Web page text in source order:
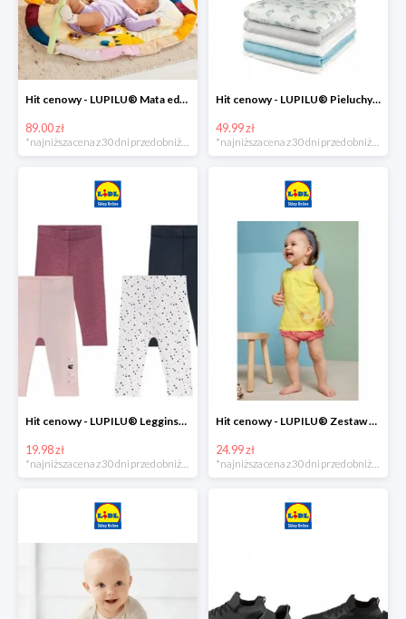
Hit cenowy - LUPILU® Mata edukacyjna dla niemowląt, 1 sztuka
89.00 zł
*najniższa cena z 30 dni przed obniżką
Hit cenowy - LUPILU® Pieluchy tetrowe 80x80 cm, z biobawełny, 5 sztuk
49.99 zł
*najniższa cena z 30 dni przed obniżką
Hit cenowy - LUPILU® Legginsy niemowlęce z biobawełną, 2 pary
19.98 zł
Hit cenowy - LUPILU® Zestaw dziecięcy z biobawełny (body + koszulka + spodenki), 1 komplet
24.99 zł